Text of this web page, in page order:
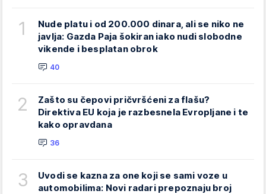
1
Nude platu i od 200.000 dinara, ali se niko ne
javlja: Gazda Paja šokiran iako nudi slobodne
vikende i besplatan obrok
40
2
Zašto su čepovi pričvršćeni za flašu?
Direktiva EU koja je razbesnela Evropljane i te
kako opravdana
36
3
Uvodi se kazna za one koji se sami voze u
automobilima: Novi radari prepoznaju broj